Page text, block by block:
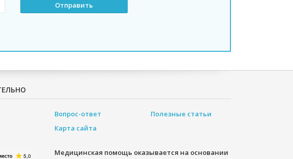
Вопрос-ответ
Полезные статьи
Карта сайта
Медицинская помощь оказывается на основании